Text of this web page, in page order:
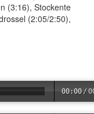
(3:16), Stockente
(2:05/2:50),
00:00 /